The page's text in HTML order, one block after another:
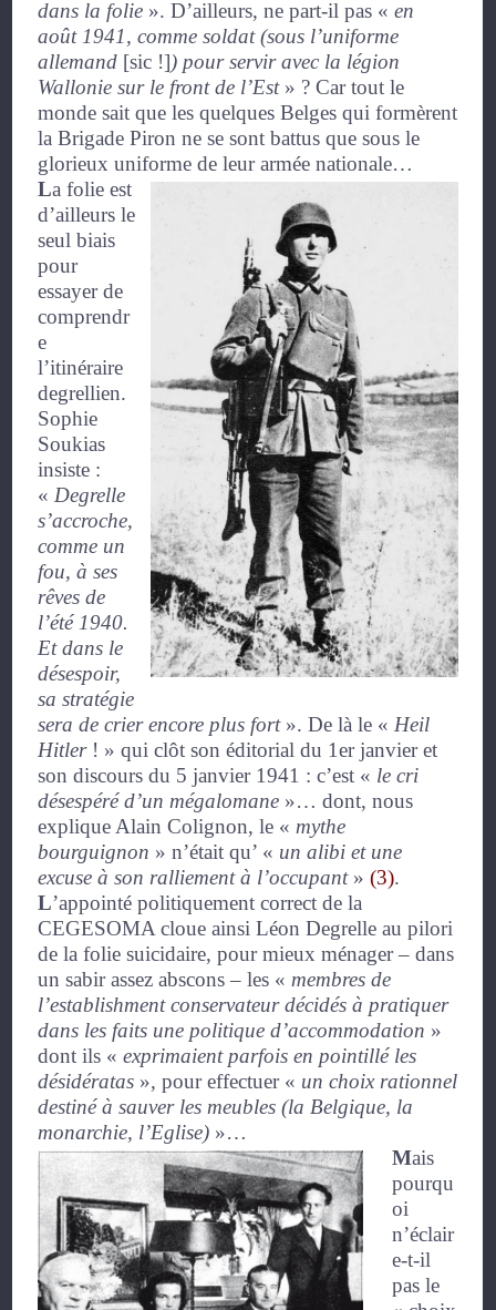
dans la folie ». D’ailleurs, ne part-il pas «en
août 1941, comme soldat (sous l’uniforme
allemand [sic !]) pourservir avec la légion
Wallonie sur le front de l’Est» ? Car tout le
monde sait que les quelques Belges qui formèrent
la Brigade Piron ne se sont battus que sous le
glorieux uniforme de leur armée nationale…
La folie est
d’ailleurs le
seul biais
pour
essayer de
comprendr
e
l’itinéraire
degrellien.
Sophie
Soukias
insiste :
« Degrelle
s’accroche,
comme un
fou, à ses
rêves de
l’été 1940.
Et dans le
désespoir,
sa stratégie
sera de crier encore plus fort». De là le « Heil
Hitler ! » qui clôt son éditorial du 1erjanvier et
son discours du 5 janvier 1941 : c’est « le cri
désespéré d’un mégalomane »… dont, nous
explique Alain Colignon, le « mythe
bourguignon » n’était qu’ « un alibi et une
excuse à son ralliement à l’occupant» (3).
L’appointé politiquement correct de la
CEGESOMA cloue ainsi Léon Degrelle au pilori
de la folie suicidaire, pour mieux ménager – dans
un sabir assez abscons – les « membres de
l’establishmentconservateur décidés à pratiquer
dans les faits une politique d’accommodation »
dont ils «exprimaient parfois en pointillé les
désidératas », pour effectuer « un choix rationnel
destiné à sauver les meubles (la Belgique, la
monarchie, l’Eglise) »…
Mais
pourqu
oi
n’éclair
e-t-il
pas le